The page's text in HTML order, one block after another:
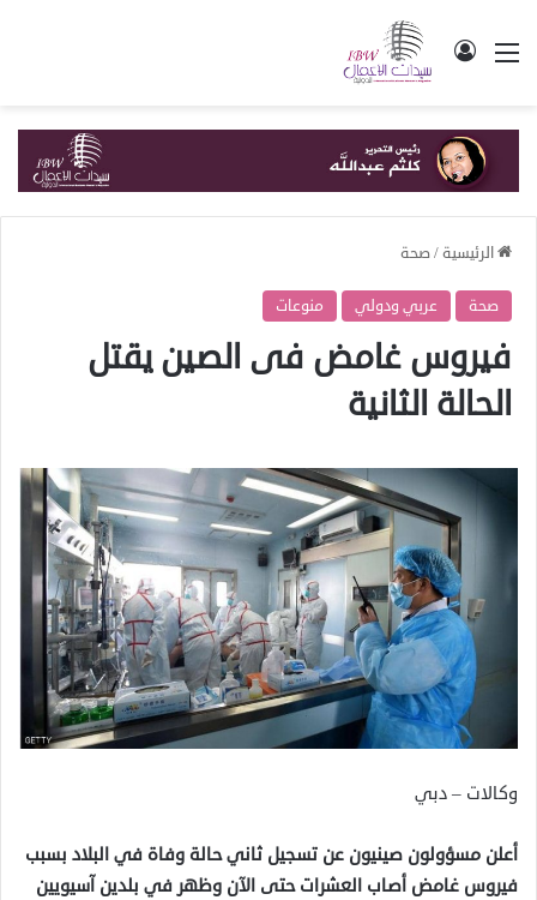
القائمة تسجيل الدخول
الرئيسية/صحة
صحة عربي ودولي منوعات
فيروس غامض فى الصين يقتل
الحالة الثانية
وكالات – دبي
أعلن مسؤولون صينيون عن تسجيل ثاني حالة وفاة في البلاد بسبب
فيروس غامض أصاب العشرات حتى الآن وظهر في بلدين آسيويين